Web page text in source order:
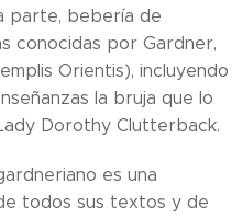
parte, bebería de
conocidas por Gardner,
Orientis), incluyendo
la bruja que lo
Dorothy Clutterback.
es una
todos sus textos y de